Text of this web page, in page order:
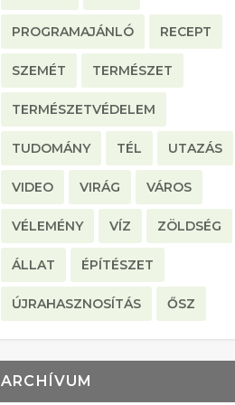
PROGRAMAJÁNLÓ RECEPT
SZEMÉT TERMÉSZET
TERMÉSZETVÉDELEM
TUDOMÁNY TÉL UTAZÁS
VIDEO VIRÁG VÁROS
VÉLEMÉNY VÍZ ZÖLDSÉG
ÁLLAT ÉPÍTÉSZET
ÚJRAHASZNOSÍTÁS ŐSZ
ARCHÍVUM